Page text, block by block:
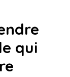
qui